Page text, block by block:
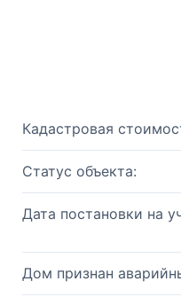
Кадастровая
Статус объекта:
Дата постановки на
Дом признан